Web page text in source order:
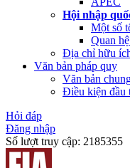
Hội nhập
Một số
Quan
Địa chỉ hữu
Văn bản pháp quy
Văn bản
Điều kiện đầu
Hỏi đáp
Đăng nhập
Số lượt truy cập: 2185355